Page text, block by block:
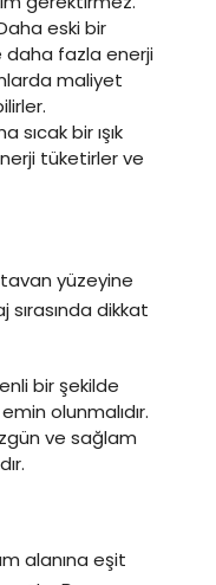
eski bir
daha fazla enerji
maliyet
sıcak bir ışık
tüketirler ve
yüzeyine
dikkat
bir şekilde
olunmalıdır.
ve sağlam
alanına eşit